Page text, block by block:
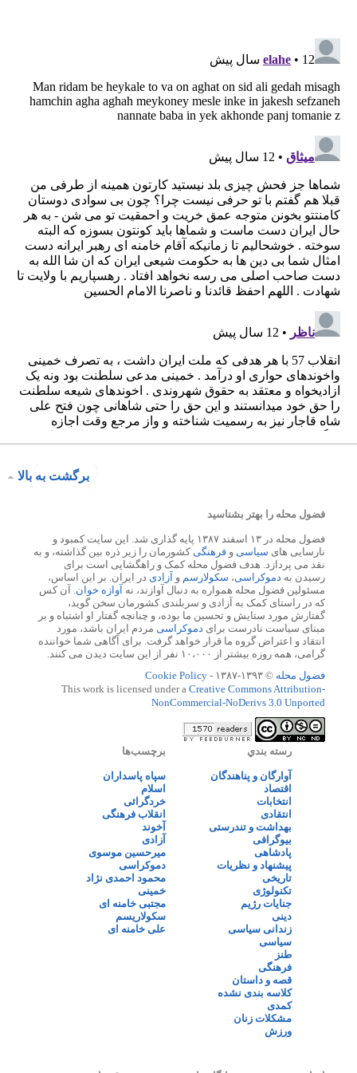
برگشت به بالا
فضول محله را بهتر بشناسید
فضول محله در ۱۳ اسفند ۱۳۸۷ پایه گذاری شد. این سایت کمبود و
نارسایی های سیاسی و فرهنگی کشورمان را زیر ذره بین گذاشته، و به
نقد می پردازد. هدف فضول محله کمک و راهگشایی است برای
رسیدن به دموکراسی، سکولارسم و آزادی در ایران. بر این اساس،
مسئولین فضول محله همواره به دنبال آوازند، نه آوازه خوان . آن کس
که در راستای کمک به آزادی و سربلندی کشورمان سخن گوید،
گفتارش مورد ستایش و تحسین ما بوده، و چنانچه گفتار او اشتباه و بر
مبنای سیاست نادرست برای دموکراسی مردم ایران باشد، مورد
انتقاد و اعتراض گروه ما قرار خواهد گرفت. برای آگاهی شما خواننده
گرامی، همه روزه بیشتر از ۱۰،۰۰۰ نفر از این سایت دیدن می کنند.
فضول محله © ۱۳۹۳-۱۳۸۷ -
Cookie Policy
This work is licensed under a Creative Commons Attribution-
NonCommercial-NoDerivs 3.0 Unported
رسته بندي
آوارگان و پناهندگان
اقتصاد
انتخابات
انتقادی
بهداشت و تندرستی
بیوگرافی
پادشاهی
پیشنهاد و نظریات
تاریخی
تکنولوژی
جنایات رژیم
دینی
زندانی سیاسی
سیاسی
طنز
فرهنگی
قصه و داستان
کلاسه بندی نشده
کمدی
مشکلات زنان
ورزش
برچسب‌ها
سپاه پاسداران
اسلام
خردگرائی
انقلاب فرهنگی
آخوند
آزادی
میرحسین موسوی
دموکراسی
محمود احمدی نژاد
خمینی
مجتبی خامنه ای
سکولاریسم
علی خامنه ای